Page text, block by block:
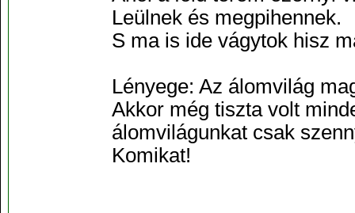
Leülnek és megpihennek.
S ma is ide vágytok hisz
Lényege: Az álomvilág
Akkor még tiszta volt
álomvilágunkat csak
Komikat!